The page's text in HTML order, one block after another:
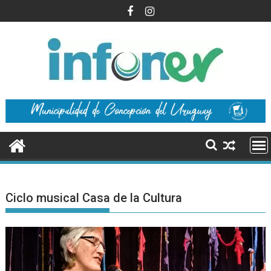
al
Ciclo musical Casa de la Cultura